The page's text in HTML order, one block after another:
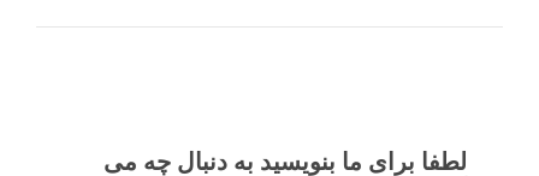
لطفا برای ما بنویسید به دنبال چه می